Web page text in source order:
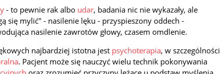
- to pewnie rak albo udar, badania nic nie wykazały, ale
się mylić" - nasilenie lęku - przyspieszony oddech -
nasilenie zawrotów głowy, czasem omdlenie.
najbardziej istotna jest psychoterapia, w szczególności
. Pacjent może się nauczyć wielu technik pokonywania